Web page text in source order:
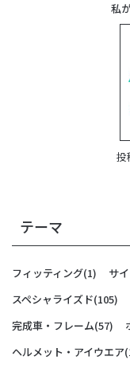
私
投
テーマ
フィッティング(1) サ
スペシャライズド(105)
完成車・フレーム(57)
ヘルメット・アイウエア